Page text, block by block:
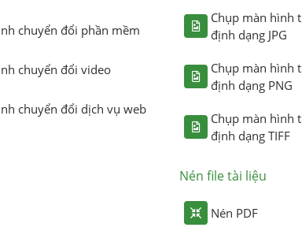
chuyển đổi phần mềm
chuyển đổi video
chuyển đổi dịch vụ web
Chụp màn hình
định dạng JPG
Chụp màn hình
định dạng PNG
Chụp màn hình
định dạng TIFF
Nén file tài liệu
Nén PDF